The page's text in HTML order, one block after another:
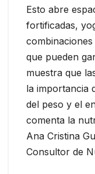
Esto abre
fortificadas,
que pueden
muestra que
la importancia
del peso y el
comenta la
Ana Cristina
Consultor de